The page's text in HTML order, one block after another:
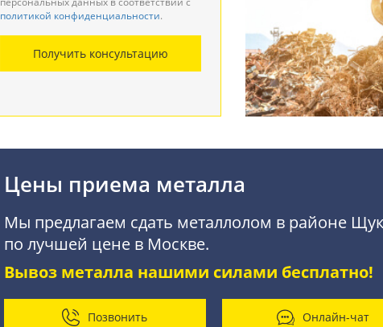
Демонтаж металлоконструкций
Покупка АКБ
политикой конфиденциальности.
Получить консультацию
Цены приема металла
Мы предлагаем сдать металлолом в районе
по лучшей цене в Москве.
Вывоз металла нашими силами бесплатно!
Позвонить Онлайн-чат